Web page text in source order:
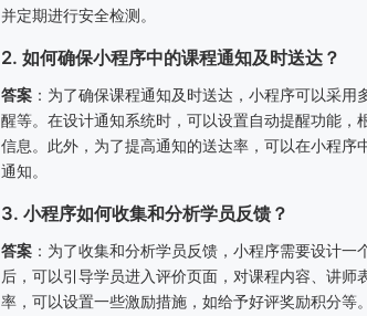
并定期进行安全检测。
2. 如何确保小程序中的课程通知及时送达？
答案 ：为了确保课程通知及时送达，小程序可以采
醒等。在设计通知系统时，可以设置自动提醒功能，
信息。此外，为了提高通知的送达率，可以在小程序
通知。
3. 小程序如何收集和分析学员反馈？
答案 ：为了收集和分析学员反馈，小程序需要设计
后，可以引导学员进入评价页面，对课程内容、讲
率，可以设置一些激励措施，如给予好评奖励积分等